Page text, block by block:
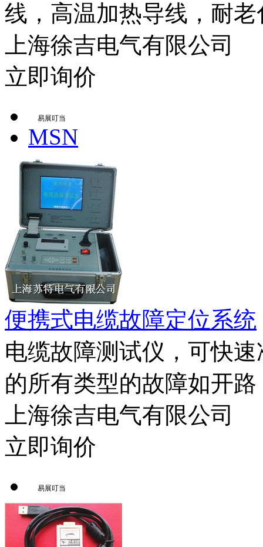
线，高温加热导线，耐
上海徐吉电气有限公司
立即询价
易展叮当
MSN
便携式电缆故障定位系统
电缆故障测试仪，可快
的所有类型的故障如开
上海徐吉电气有限公司
立即询价
易展叮当